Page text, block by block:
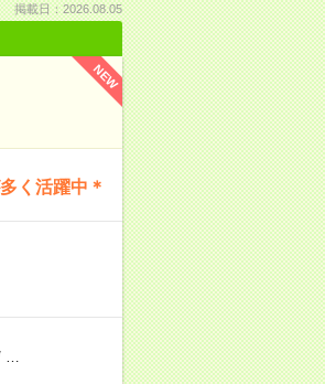
掲載日：2026.08.05
NEW
く活躍中＊